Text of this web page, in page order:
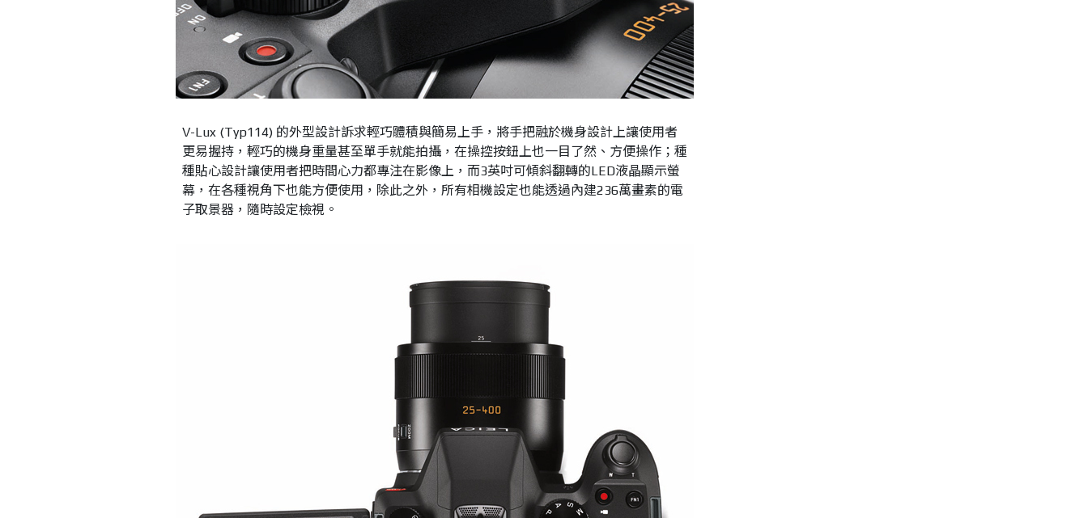
V-Lux (Typ114) 的外型設計訴求輕巧體積與簡易上手，將手把融於機身設計上讓使用者
更易握持，輕巧的機身重量甚至單手就能拍攝，在操控按鈕上也一目了然、方便操作；種
種貼心設計讓使用者把時間心力都專注在影像上，而3英吋可傾斜翻轉的LED液晶顯示螢
幕，在各種視角下也能方便使用，除此之外，所有相機設定也能透過內建236萬畫素的電
子取景器，隨時設定檢視。